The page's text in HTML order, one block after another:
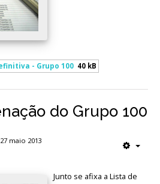
- Grupo 100 40 kB
do Grupo 100
maio 2013
Junto se afixa a Lista de